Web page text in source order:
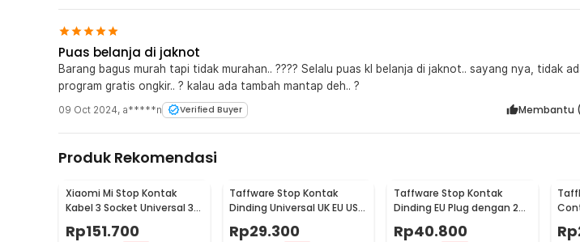
Puas belanja di jaknot
Barang bagus murah tapi tidak murahan.. ???? Selalu puas kl belanja di jaknot.. sayang nya, tidak ada
program gratis ongkir.. ? kalau ada tambah mantap deh.. ?
09 Oct 2024, a*****n Verified Buyer Membantu (
Produk Rekomendasi
Xiaomi Mi Stop Kontak
Kabel 3 Socket Universal 3
XMCXB01QMN (ORIGINAL)
Rp151.700
Taffware Stop Kontak
Dinding Universal UK EU US
dan 2 USB Port - ATH1
Rp29.300
Taffware Stop Kontak
Dinding EU Plug dengan 2
USB Port - SCN2
Rp40.800 Rp